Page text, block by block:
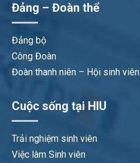
Đảng – Đoàn thể
Đảng bộ
Công Đoàn
Đoàn thanh niên – Hội sinh viên
Cuộc sống tại HIU
Trải nghiệm sinh viên
Việc làm Sinh viên